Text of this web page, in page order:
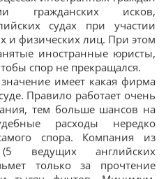
гражданских исков,
судах при участии
и физических лиц. При этом
иностранные юристы,
спор не прекращался.
имеет какая фирма
Правило работает очень
тем больше шансов на
расходы нередко
спора. Компания из
(5 ведущих английских
только за прочтение